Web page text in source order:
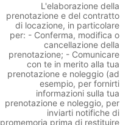
L'elaborazione della
prenotazione e del contratto
di locazione, in particolare
per: - Conferma, modifica o
cancellazione della
prenotazione; - Comunicare
con te in merito alla tua
prenotazione e noleggio (ad
esempio, per fornirti
informazioni sulla tua
prenotazione e noleggio, per
inviarti notifiche di
promemoria prima di restituire